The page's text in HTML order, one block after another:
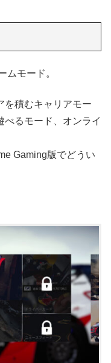
ムモード。
を積むキャリアモー
べるモード、オンライ
Gaming版でどうい